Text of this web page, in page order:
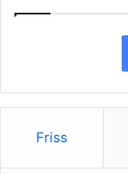
Friss